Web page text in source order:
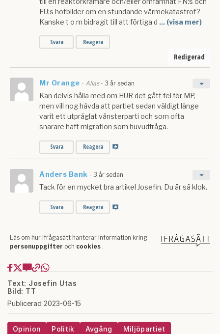
Text: Josefin Utas
Bild: TT
Publicerad 2023-06-15
Opinion Politik Avgång
Miljöpartiet